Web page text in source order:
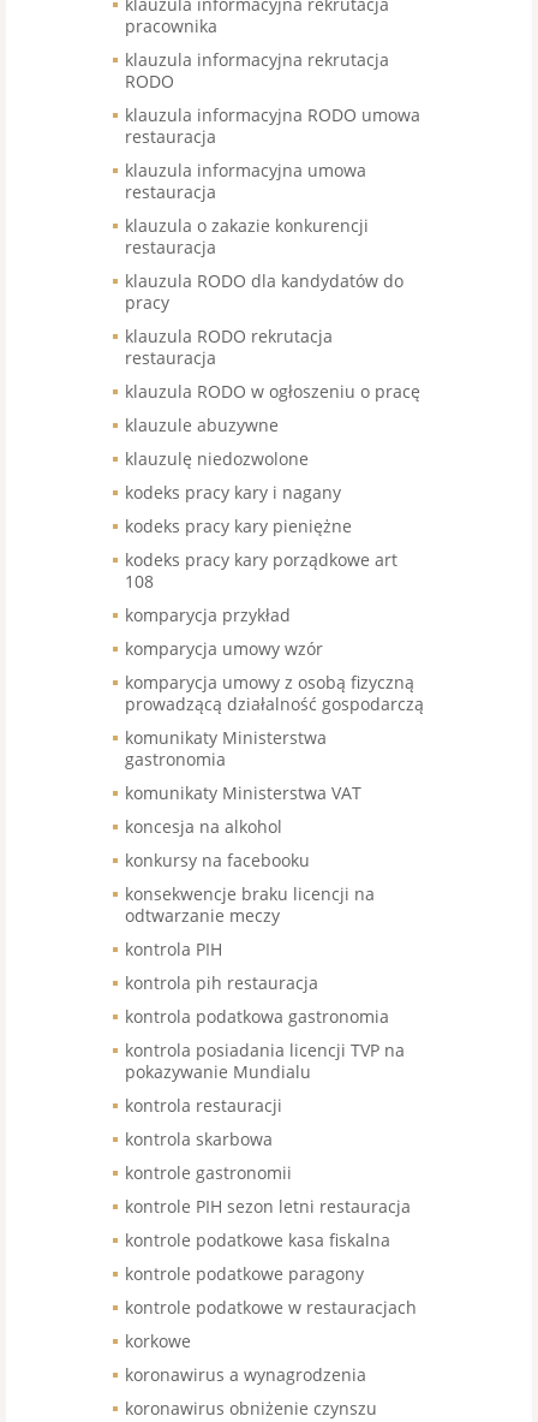
pracownika
klauzula informacyjna rekrutacja
RODO
klauzula informacyjna RODO umowa
restauracja
klauzula informacyjna umowa
restauracja
klauzula o zakazie konkurencji
restauracja
klauzula RODO dla kandydatów do
pracy
klauzula RODO rekrutacja
restauracja
klauzula RODO w ogłoszeniu o pracę
klauzule abuzywne
klauzulę niedozwolone
kodeks pracy kary i nagany
kodeks pracy kary pieniężne
kodeks pracy kary porządkowe art
108
komparycja przykład
komparycja umowy wzór
komparycja umowy z osobą fizyczną
prowadzącą działalność gospodarczą
komunikaty Ministerstwa
gastronomia
komunikaty Ministerstwa VAT
koncesja na alkohol
konkursy na facebooku
konsekwencje braku licencji na
odtwarzanie meczy
kontrola PIH
kontrola pih restauracja
kontrola podatkowa gastronomia
kontrola posiadania licencji TVP na
pokazywanie Mundialu
kontrola restauracji
kontrola skarbowa
kontrole gastronomii
kontrole PIH sezon letni restauracja
kontrole podatkowe kasa fiskalna
kontrole podatkowe paragony
kontrole podatkowe w restauracjach
korkowe
koronawirus a wynagrodzenia
koronawirus obniżenie czynszu